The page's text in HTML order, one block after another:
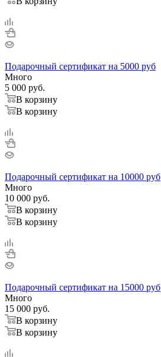
Подарочный сертификат на 5000 руб
Много
5 000 руб.
В корзину
В корзину
Подарочный сертификат на 10000 руб
Много
10 000 руб.
В корзину
В корзину
Подарочный сертификат на 15000 руб
Много
15 000 руб.
В корзину
В корзину